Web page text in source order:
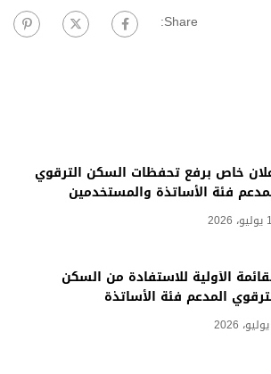
Share:
خاص برفع تحفظات السكن الترقوي
فئة الأساتذة والمستخدمين
الأولية للاستفادة من السكن
المدعم فئة الأساتذة